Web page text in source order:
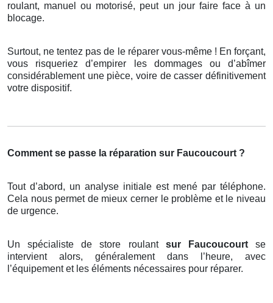
roulant, manuel ou motorisé, peut un jour faire face à un
blocage.
Surtout, ne tentez pas de le réparer vous-même ! En forçant,
vous risqueriez d’empirer les dommages ou d’abîmer
considérablement une pièce, voire de casser définitivement
votre dispositif.
Comment se passe la réparation sur Faucoucourt ?
Tout d’abord, un analyse initiale est mené par téléphone.
Cela nous permet de mieux cerner le problème et le niveau
de urgence.
Un spécialiste de store roulant sur Faucoucourtse
intervient alors, généralement dans l’heure, avec
l’équipement et les éléments nécessaires pour réparer.